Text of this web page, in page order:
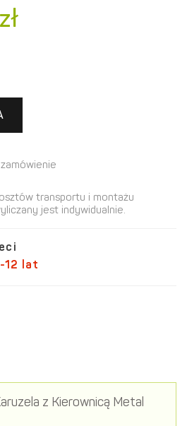
zł
transportu i montażu
jest indywidualnie.
12 lat
z Kierownicą Metal